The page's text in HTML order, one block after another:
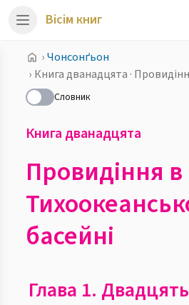
Вісім книг
›Чонсонґьон
›
Словник
Книга дванадцята
Провидіння в
басейні
Глава 1.